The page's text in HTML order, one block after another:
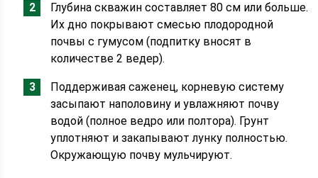
Глубина скважин составляет 80 см или больше.
Их дно покрывают смесью плодородной
почвы с гумусом (подпитку вносят в
количестве 2 ведер).
Поддерживая саженец, корневую систему
засыпают наполовину и увлажняют почву
водой (полное ведро или полтора). Грунт
уплотняют и закапывают лунку полностью.
Окружающую почву мульчируют.